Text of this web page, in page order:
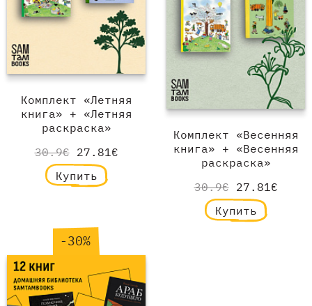
Комплект «Летняя
книга» + «Летняя
раскраска»
30.9€27.81€
Купить
Комплект «Весенняя
книга» + «Весенняя
раскраска»
30.9€27.81€
Купить
-30%